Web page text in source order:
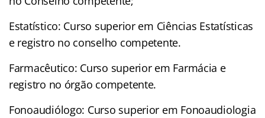
Estatístico: Curso superior em Ciências Estatísticas
e registro no conselho competente.
Farmacêutico: Curso superior em Farmácia e
registro no órgão competente.
Fonoaudiólogo: Curso superior em Fonoaudiologia